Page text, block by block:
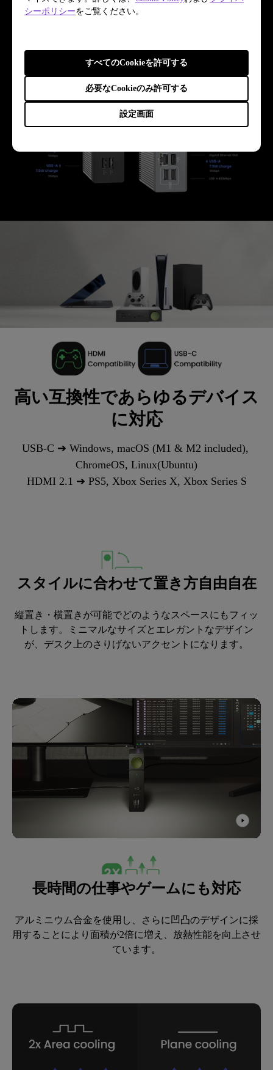
シーポリシーをご覧ください。
設定画面
必要なCookieのみ許可する
すべてのCookieを許可する
高い互換性であらゆるデバイス
に対応
USB-C ➔ Windows, macOS (M1 & M2 included),
ChromeOS, Linux(Ubuntu)
HDMI 2.1 ➔ PS5, Xbox Series X, Xbox Series S
スタイルに合わせて置き方自由自在
縦置き・横置きが可能でどのようなスペースにもフィッ
トします。ミニマルなサイズとエレガントなデザイン
が、デスク上のさりげないアクセントになります。
長時間の仕事やゲームにも対応
アルミニウム合金を使用し、さらに凹凸のデザインに採
用することにより面積が2倍に増え、放熱性能を向上させ
ています。